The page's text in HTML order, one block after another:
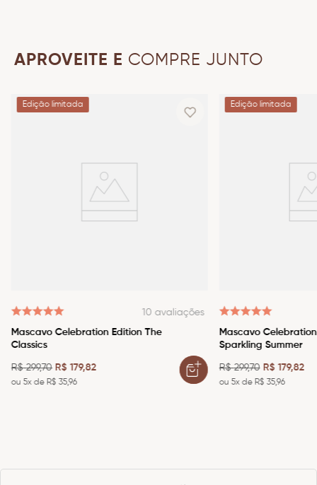
APROVEITE E COMPRE JUNTO
Edição limitada
10 avaliações
Mascavo Celebration Edition The
Classics
R$ 299,70 R$ 179,82
ou 5x de R$ 35,96
Edição limitada
Mascavo
Sparkling Summer
R$ 299,70 R$ 179,82
ou 5x de R$ 35,96